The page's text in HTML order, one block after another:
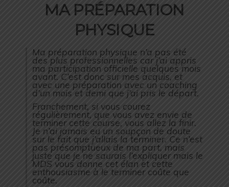
MA PRÉPARATION
PHYSIQUE
Ma préparation physique n’a pas été
des plus professionnelles car j’ai appris
ma participation officielle quelques mois
avant. C’est donc sur mes acquis, et
avec une préparation avec un coaching
d’un mois et demi que j’ai pris le départ.
Franchement, si vous courez
régulièrement, que vous avez envie de
terminer cette course, vous allez la finir.
Je n’ai jamais eu un soupçon de doute
sur le fait que j’allais la terminer. Ce n’est
pas présomptueux de ma part, mais
juste que je ne saurais l’expliquer mais le
MDS vous donne cet élan et cette
enthousiasme à le terminer coûte que
coûte.